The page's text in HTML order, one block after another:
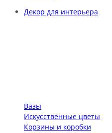
Декор для интерьера
Вазы
Искусственные цветы
Корзины и коробки